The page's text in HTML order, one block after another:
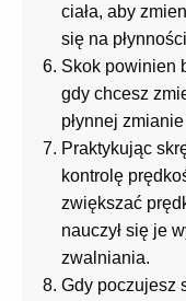
ciała, aby
się na
Skok powinien
gdy chcesz
płynnej
Praktykując
kontrolę
zwiększać
nauczył się je
zwalniania.
Gdy poczujesz